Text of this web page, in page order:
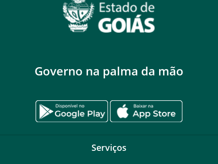
Governo na palma da mão
Serviços